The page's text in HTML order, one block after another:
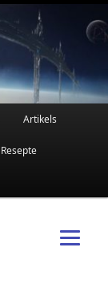
Artikels
Resepte